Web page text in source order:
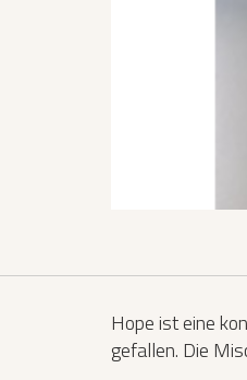
Hope ist eine
gefallen. Die